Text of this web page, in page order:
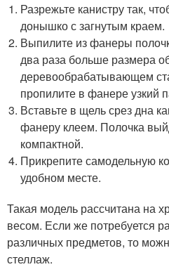
Разрежьте канистру так,
донышко с загнутым краем.
Выпилите из фанеры
два раза больше размера
деревообрабатывающем
пропилите в фанере узкий
Вставьте в щель срез дна
фанеру клеем. Полочка
компактной.
Прикрепите самодельную
удобном месте.
Такая модель рассчитана на
весом. Если же потребуется
различных предметов, то
стеллаж.